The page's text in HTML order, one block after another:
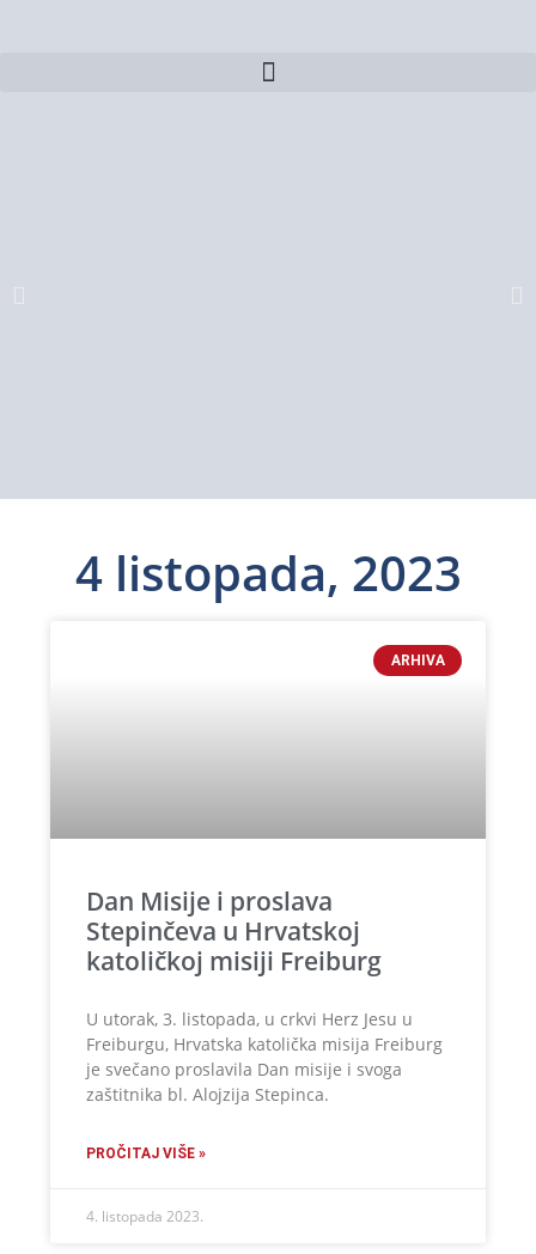
4 listopada, 2023
ARHIVA
Dan Misije i proslava
Stepinčeva u Hrvatskoj
katoličkoj misiji Freiburg
U utorak, 3. listopada, u crkvi Herz Jesu u
Freiburgu, Hrvatska katolička misija Freiburg
je svečano proslavila Dan misije i svoga
zaštitnika bl. Alojzija Stepinca.
PROČITAJ VIŠE »
4. listopada 2023.